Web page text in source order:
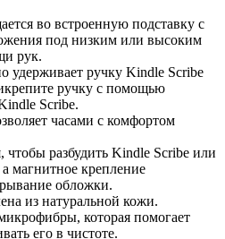
во встроенную подставку с
под низким или высоким
рук.
удерживает ручку Kindle Scribe
ручку с помощью
Scribe.
часами с комфортом
чтобы разбудить Kindle Scribe или
магнитное крепление
обложки.
из натуральной кожи.
которая помогает
его в чистоте.